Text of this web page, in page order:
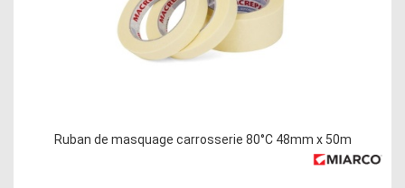
Ruban de masquage carrosserie 80°C 48mm x 50m